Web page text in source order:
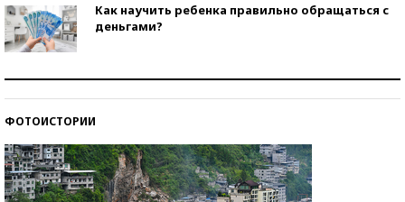
Как научить ребенка правильно обращаться с
деньгами?
ФОТОИСТОРИИ